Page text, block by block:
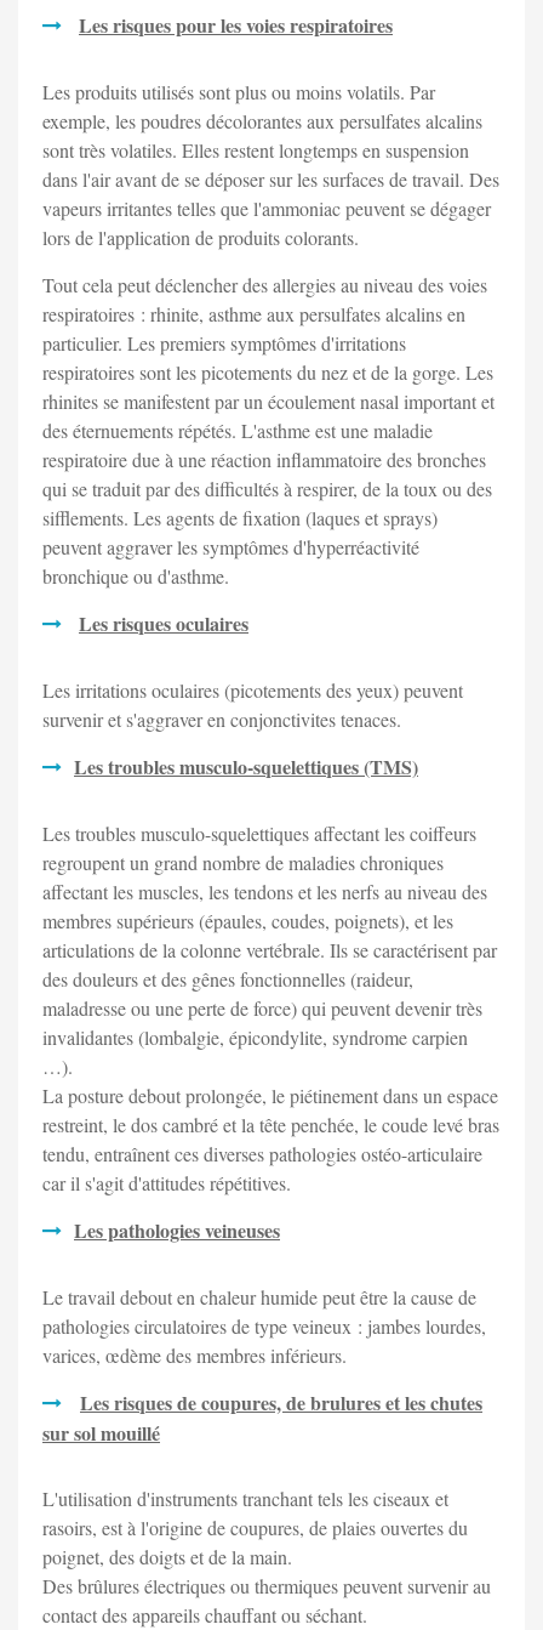
Les risques pour les voies respiratoires
Les produits utilisés sont plus ou moins volatils. Par
exemple, les poudres décolorantes aux persulfates alcalins
sont très volatiles. Elles restent longtemps en suspension
dans l'air avant de se déposer sur les surfaces de travail. Des
vapeurs irritantes telles que l'ammoniac peuvent se dégager
lors de l'application de produits colorants.
Tout cela peut déclencher des allergies au niveau des voies
respiratoires : rhinite, asthme aux persulfates alcalins en
particulier. Les premiers symptômes d'irritations
respiratoires sont les picotements du nez et de la gorge. Les
rhinites se manifestent par un écoulement nasal important et
des éternuements répétés. L'asthme est une maladie
respiratoire due à une réaction inflammatoire des bronches
qui se traduit par des difficultés à respirer, de la toux ou des
sifflements. Les agents de fixation (laques et sprays)
peuvent aggraver les symptômes d'hyperréactivité
bronchique ou d'asthme.
Les risques oculaires
Les irritations oculaires (picotements des yeux) peuvent
survenir et s'aggraver en conjonctivites tenaces.
Les troubles musculo-squelettiques (TMS)
Les troubles musculo-squelettiques affectant les coiffeurs
regroupent un grand nombre de maladies chroniques
affectant les muscles, les tendons et les nerfs au niveau des
membres supérieurs (épaules, coudes, poignets), et les
articulations de la colonne vertébrale. Ils se caractérisent par
des douleurs et des gênes fonctionnelles (raideur,
maladresse ou une perte de force) qui peuvent devenir très
invalidantes (lombalgie, épicondylite, syndrome carpien
…).
La posture debout prolongée, le piétinement dans un espace
restreint, le dos cambré et la tête penchée, le coude levé bras
tendu, entraînent ces diverses pathologies ostéo-articulaire
car il s'agit d'attitudes répétitives.
Les pathologies veineuses
Le travail debout en chaleur humide peut être la cause de
pathologies circulatoires de type veineux : jambes lourdes,
varices, œdème des membres inférieurs.
Les risques de coupures, de brulures et les chutes
sur sol mouillé
L'utilisation d'instruments tranchant tels les ciseaux et
rasoirs, est à l'origine de coupures, de plaies ouvertes du
poignet, des doigts et de la main.
Des brûlures électriques ou thermiques peuvent survenir au
contact des appareils chauffant ou séchant.